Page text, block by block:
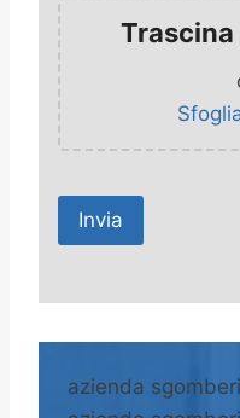
A
eazienda sgomberi